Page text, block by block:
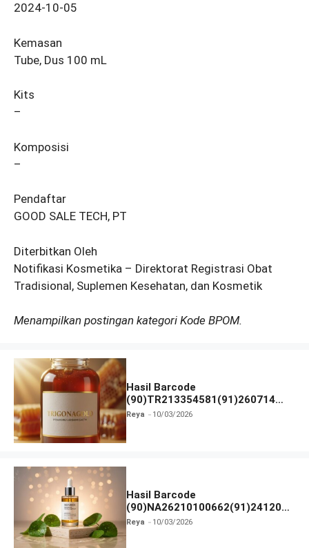
2024-10-05
Kemasan
Tube, Dus 100 mL
Kits
–
Komposisi
–
Pendaftar
GOOD SALE TECH, PT
Diterbitkan Oleh
Notifikasi Kosmetika – Direktorat Registrasi Obat
Tradisional, Suplemen Kesehatan, dan Kosmetik
Menampilkan postingan kategori Kode BPOM.
Hasil Barcode
(90)TR213354581(91)260714
dan Izin BPOM
Reya 10/03/2026
Hasil Barcode
(90)NA26210100662(91)241203
dan Izin BPOM
Reya 10/03/2026